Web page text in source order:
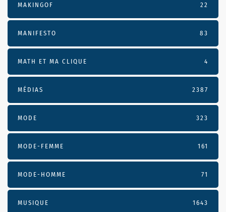
MAKINGOF 22
MANIFESTO 83
MATH ET MA CLIQUE 4
MÉDIAS 2387
MODE 323
MODE-FEMME 161
MODE-HOMME 71
MUSIQUE 1643